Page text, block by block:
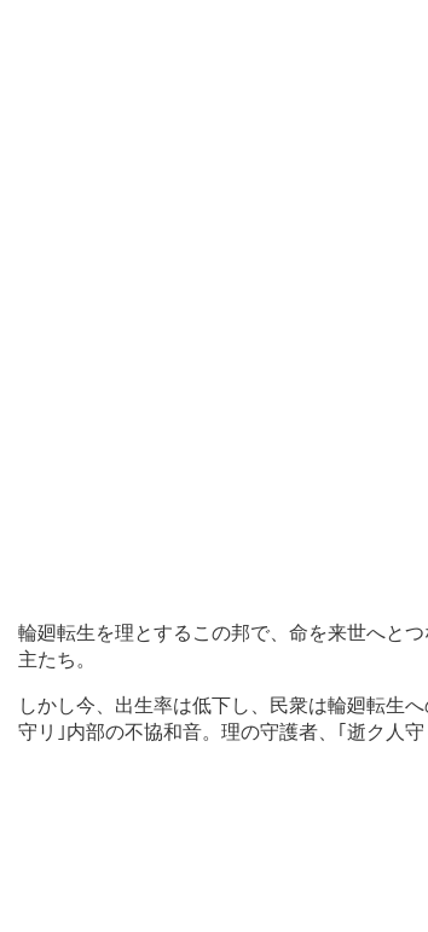
輪廻転生を理とするこの邦で、命を来世へと
主たち。
しかし今、出生率は低下し、民衆は輪廻転生
守リ｣内部の不協和音。理の守護者、｢逝ク人